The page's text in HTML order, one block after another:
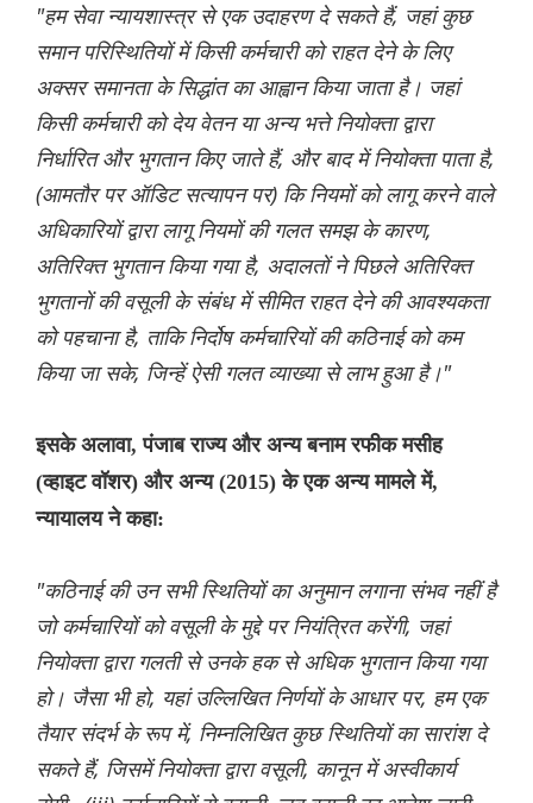
"हम सेवा न्यायशास्त्र से एक उदाहरण दे सकते हैं, जहां कुछ
समान परिस्थितियों में किसी कर्मचारी को राहत देने के लिए
अक्सर समानता के सिद्धांत का आह्वान किया जाता है। जहां
किसी कर्मचारी को देय वेतन या अन्य भत्ते नियोक्ता द्वारा
निर्धारित और भुगतान किए जाते हैं, और बाद में नियोक्ता पाता है,
(आमतौर पर ऑडिट सत्यापन पर) कि नियमों को लागू करने वाले
अधिकारियों द्वारा लागू नियमों की गलत समझ के कारण,
अतिरिक्त भुगतान किया गया है, अदालतों ने पिछले अतिरिक्त
भुगतानों की वसूली के संबंध में सीमित राहत देने की आवश्यकता
को पहचाना है, ताकि निर्दोष कर्मचारियों की कठिनाई को कम
किया जा सके, जिन्हें ऐसी गलत व्याख्या से लाभ हुआ है।"
इसके अलावा, पंजाब राज्य और अन्य बनाम रफीक मसीह
(व्हाइट वॉशर) और अन्य (2015) के एक अन्य मामले में,
न्यायालय ने कहा:
"कठिनाई की उन सभी स्थितियों का अनुमान लगाना संभव नहीं है
जो कर्मचारियों को वसूली के मुद्दे पर नियंत्रित करेंगी, जहां
नियोक्ता द्वारा गलती से उनके हक से अधिक भुगतान किया गया
हो। जैसा भी हो, यहां उल्लिखित निर्णयों के आधार पर, हम एक
तैयार संदर्भ के रूप में, निम्नलिखित कुछ स्थितियों का सारांश दे
सकते हैं, जिसमें नियोक्ता द्वारा वसूली, कानून में अस्वीकार्य